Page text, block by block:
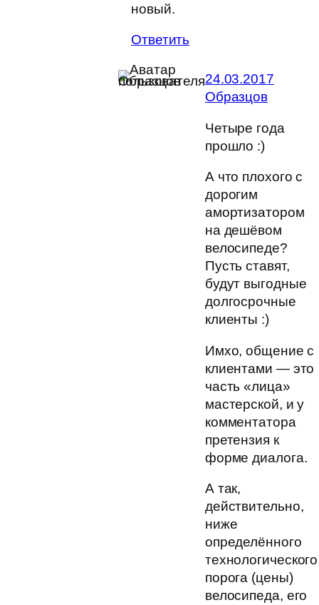
новый.
Ответить
24.03.2017
Образцов
Четыре года
прошло :)
А что плохого с
дорогим
амортизатором
на дешёвом
велосипеде?
Пусть ставят,
будут выгодные
долгосрочные
клиенты :)
Имхо, общение с
клиентами — это
часть «лица»
мастерской, и у
комментатора
претензия к
форме диалога.
А так,
действительно,
ниже
определённого
технологического
порога (цены)
велосипеда, его